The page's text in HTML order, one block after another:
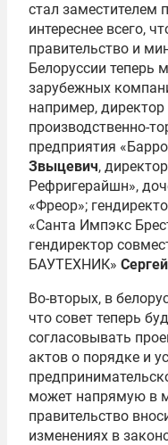
стал заместителем
интереснее всего,
правительство и
Белоруссии теперь
зарубежных
например, директор
производственно-
предприятия
Звыцевич,
Рефригерайшн»,
«Фреор»;
«Санта Импэкс
гендиректор
БАУТЕХНИК»
Во-вторых, в
что совет теперь
согласовывать
актов о порядке и
может напрямую в
правительство
изменениях в